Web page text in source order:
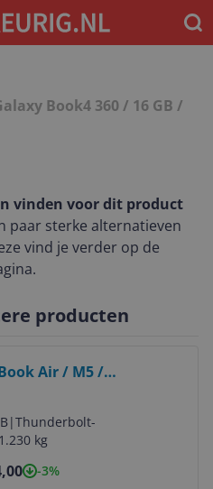
Book4 360 / 16 GB /
vinden voor dit product
paar sterke alternatieven
vind je verder op de
producten
Air / M5 /
|Thunderbolt-
1.230 kg
-3%